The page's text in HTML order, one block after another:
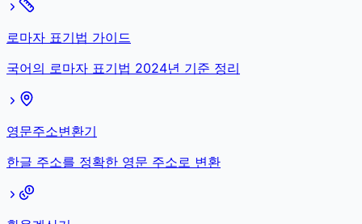
로마자 표기법 가이드
국어의 로마자 표기법 2024년 기준 정리
영문주소변환기
한글 주소를 정확한 영문 주소로 변환